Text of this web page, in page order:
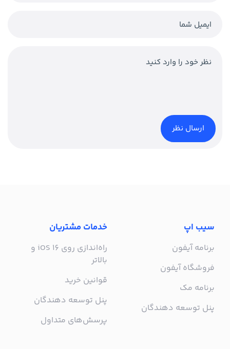
سیب اپ
برنامه آیفون
فروشگاه آیفون
برنامه مک
پنل توسعه دهندگان
خدمات مشتریان
راه‌اندازی روی iOS 16 و
بالاتر
قوانین خرید
پنل توسعه دهندگان
پرسش‌های متداول